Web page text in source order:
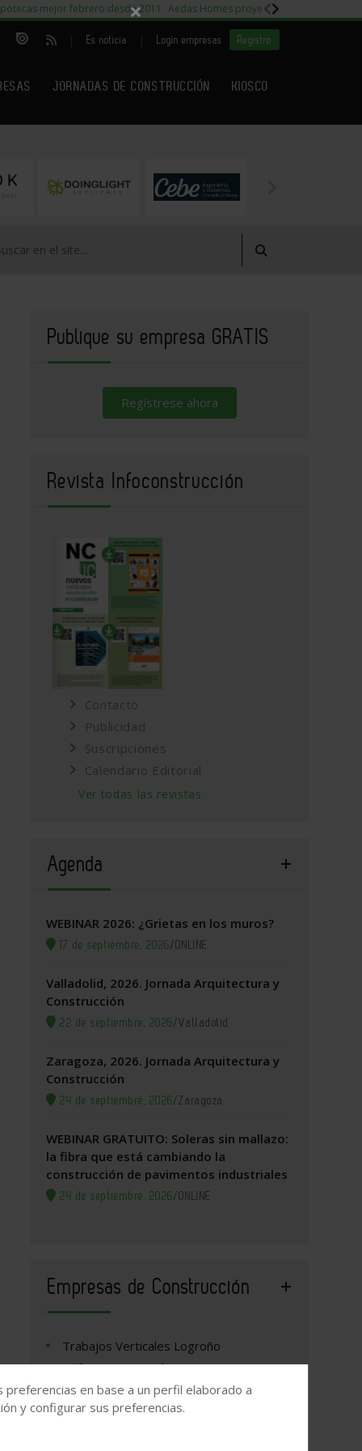
mejor febrero desde 2011 Aedas Homes proyecto Fiora
Es noticia Login empresas Registro
JORNADAS DE CONSTRUCCIÓN KIOSCO
Publique su empresa GRATIS
Regístrese ahora
Revista Infoconstrucción
Contacto
Publicidad
Suscripciones
Calendario Editorial
Ver todas las revistas
Agenda
WEBINAR 2026: ¿Grietas en los muros?
17 de septiembre, 2026/ONLINE
Valladolid, 2026. Jornada Arquitectura y
Construcción
22 de septiembre, 2026/Valladolid
Zaragoza, 2026. Jornada Arquitectura y
Construcción
24 de septiembre, 2026/Zaragoza
WEBINAR GRATUITO: Soleras sin mallazo:
la fibra que está cambiando la
construcción de pavimentos industriales
24 de septiembre, 2026/ONLINE
Empresas de Construcción
Trabajos Verticales Logroño
Reformas Integrales Logroño
SyF Obras y Reformas
Henan Dejun Industrial Co., Ltd
en base a un perfil elaborado a
y configurar sus preferencias.
×